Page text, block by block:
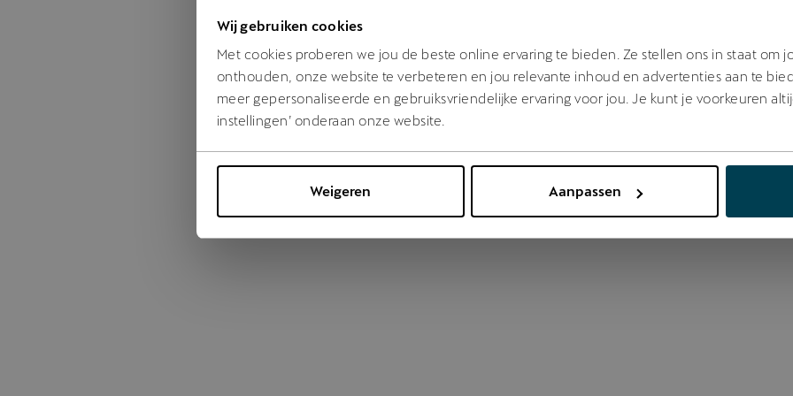
Wij gebruiken cookies
Met cookies proberen we jou de beste online ervaring te bieden. Ze stellen ons in staat om
onthouden, onze website te verbeteren en jou relevante inhoud en advertenties aan te
meer gepersonaliseerde en gebruiksvriendelijke ervaring voor jou. Je kunt je voorkeuren
instellingen’ onderaan onze website.
Weigeren Aanpassen
Something went wrong. Please try refreshing the app